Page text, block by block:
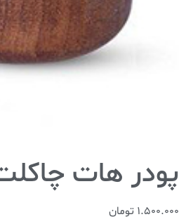
پودر هات
1.500.000 تومان